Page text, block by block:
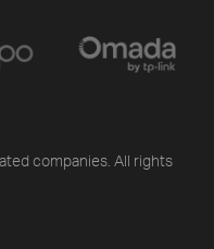
companies. All rights